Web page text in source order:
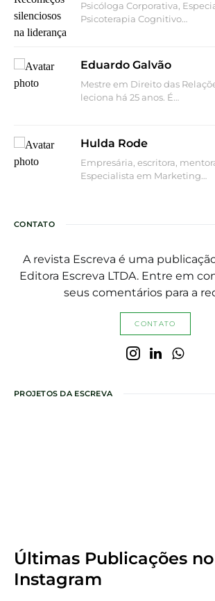
Psicóloga Corporativa,
Psicoterapia Cognitivo…
Eduardo Galvão
Mestre em Direito das
leciona há 25 anos. É…
Hulda Rode
Empresária, escritora,
Especialista em Marketing…
CONTATO
A revista Escreva é uma
Editora Escreva LTDA. Entre em
seus comentários para a
CONTATO
PROJETOS DA ESCREVA
Últimas Publicações no
Instagram